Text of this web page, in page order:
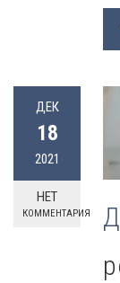
ДЕК
18
2021
НЕТ
КОММЕНТАРИЯ
Долг детей перед